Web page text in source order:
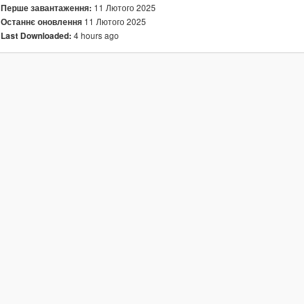
Перше завантаження: 11 Лютого 2025
Останнє оновлення11 Лютого 2025
Last Downloaded: 4 hours ago